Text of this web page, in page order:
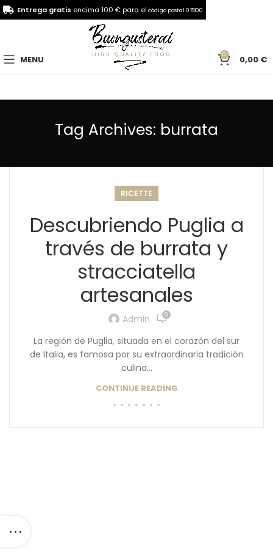
MENU 0 0,00 €
Tag Archives: burrata
RICETTE
Descubriendo Puglia a
través de burrata y
stracciatella
artesanales
Admin 0
La región de Puglia, situada en el corazón del sur
de Italia, es famosa por su extraordinaria tradición
culina...
CONTINUE READING
Entrega gratis encima 100 € para el código postal 07800